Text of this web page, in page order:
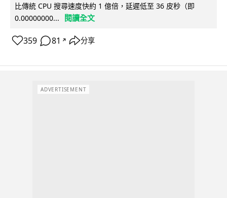
比傳統 CPU 搜尋速度快約 1 億倍，延遲低至 36 皮秒（即
0.00000000...
閱讀全文
359 81 ↗ 分享
ADVERTISEMENT